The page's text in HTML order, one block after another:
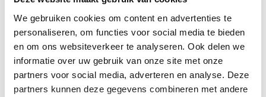
We gebruiken cookies om content en advertenties te
personaliseren, om functies voor social media te bieden
en om ons websiteverkeer te analyseren. Ook delen we
informatie over uw gebruik van onze site met onze
partners voor social media, adverteren en analyse. Deze
partners kunnen deze gegevens combineren met andere
rijlessen in de avonden
en weekenden?
Bel ons
085 060 0372